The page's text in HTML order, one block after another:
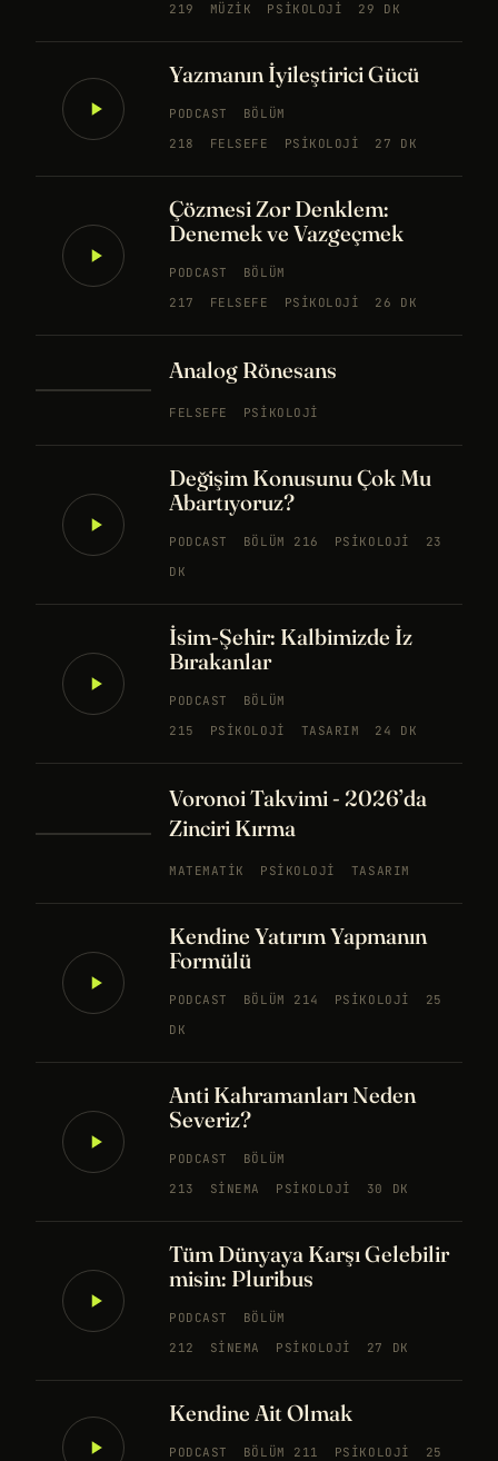
219
MÜZIK PSIKOLOJI 29 DK
Yazmanın İyileştirici Gücü
PODCAST
BÖLÜM
218
FELSEFE PSIKOLOJI 27 DK
Çözmesi Zor Denklem:
Denemek ve Vazgeçmek
PODCAST
BÖLÜM
217
FELSEFE PSIKOLOJI 26 DK
Analog Rönesans
FELSEFE PSIKOLOJI
Değişim Konusunu Çok Mu
Abartıyoruz?
PODCAST BÖLÜM 216 PSIKOLOJI
23
DK
İsim-Şehir: Kalbimizde İz
Bırakanlar
PODCAST
BÖLÜM
215
PSIKOLOJI TASARIM 24 DK
Voronoi Takvimi - 2026’da
Zinciri Kırma
MATEMATIK PSIKOLOJI TASARIM
Kendine Yatırım Yapmanın
Formülü
PODCAST BÖLÜM 214 PSIKOLOJI
25
DK
Anti Kahramanları Neden
Severiz?
PODCAST
BÖLÜM
213
SINEMA PSIKOLOJI 30 DK
Tüm Dünyaya Karşı Gelebilir
misin: Pluribus
PODCAST
BÖLÜM
212
SINEMA PSIKOLOJI 27 DK
Kendine Ait Olmak
PODCAST BÖLÜM 211 PSIKOLOJI
25